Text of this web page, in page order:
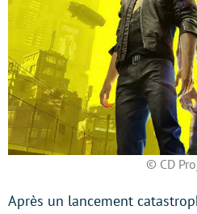
© CD
Après un lancement